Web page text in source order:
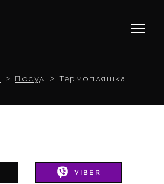
Посуд
Термопляшка
VIBER